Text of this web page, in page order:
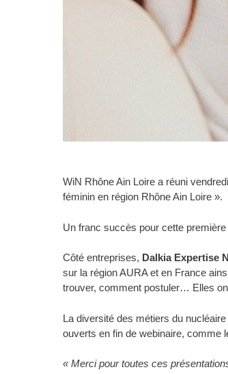
WiN Rhône Ain Loire a réuni
féminin en région Rhône Ain Loire ».
Un franc succès pour cette
Côté entreprises, Dalkia Expertise
sur la région AURA et en France
trouver, comment postuler… Elles
La diversité des métiers du
ouverts en fin de webinaire, comme
« Merci pour toutes ces